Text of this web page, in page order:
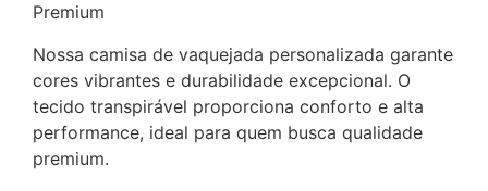
Premium
Nossa camisa de vaquejada personalizada garante
cores vibrantes e durabilidade excepcional. O
tecido transpirável proporciona conforto e alta
performance, ideal para quem busca qualidade
premium.